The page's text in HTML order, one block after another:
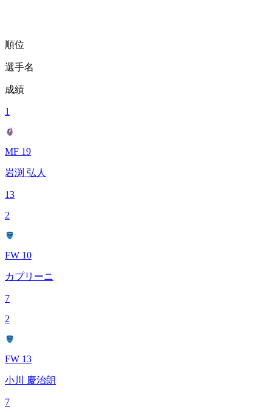
順位
選手名
成績
1
MF 19
岩渕 弘人
13
2
FW 10
カプリーニ
7
2
FW 13
小川 慶治朗
7